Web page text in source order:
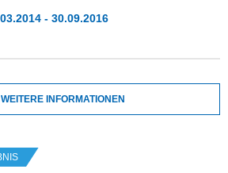
- 30.09.2016
WEITERE INFORMATIONEN